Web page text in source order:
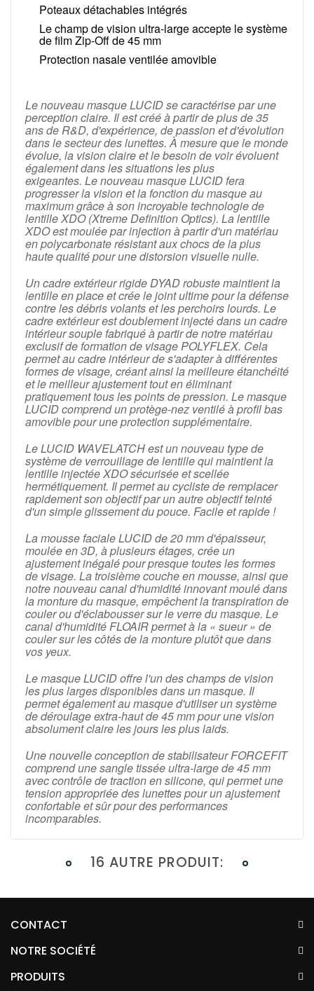
Poteaux détachables intégrés
Le champ de vision ultra-large accepte le système
de film Zip-Off de 45 mm
Protection nasale ventilée amovible
Le nouveau masque LUCID se caractérise par une
perception claire. Il est créé à partir de plus de 35
ans de R&D, d'expérience, de passion et d'évolution
dans le secteur des lunettes.À mesure que le monde
évolue, la vision claire et le besoin de voir évoluent
également dans les situations les plus
exigeantes. Le nouveau masque LUCID fera
progresser la vision et la fonction du masque au
maximum grâce à son incroyable technologie de
lentille XDO (Xtreme Definition Optics). La lentille
XDO est moulée par injection à partir d'un matériau
en polycarbonate résistant aux chocs de la plus
haute qualité pour une distorsion visuelle nulle.
Un cadre extérieur rigide DYAD robuste maintient la
lentille en place et crée le joint ultime pour la défense
contre les débris volants et les perchoirs lourds. Le
cadre extérieur est doublement injecté dans un cadre
intérieur souple fabriqué à partir de notre matériau
exclusif de formation de visage POLYFLEX. Cela
permet au cadre intérieur de s'adapter à différentes
formes de visage, créant ainsi la meilleure étanchéité
et le meilleur ajustement tout en éliminant
pratiquement tous les points de pression. Le masque
LUCID comprend un protège-nez ventilé à profil bas
amovible pour une protection supplémentaire.
Le LUCID WAVELATCH est un nouveau type de
système de verrouillage de lentille qui maintient la
lentille injectée XDO sécurisée et scellée
hermétiquement. Il permet au cycliste de remplacer
rapidement son objectif par un autre objectif teinté
d'un simple glissement du pouce. Facile et rapide !
La mousse faciale LUCID de 20 mm d'épaisseur,
moulée en 3D, à plusieurs étages, crée un
ajustement inégalé pour presque toutes les formes
de visage. La troisième couche en mousse, ainsi que
notre nouveau canal d'humidité innovant moulé dans
la monture du masque, empêchent la transpiration de
couler ou d'éclabousser sur le verre du masque. Le
canal d'humidité FLOAIR permet à la « sueur » de
couler sur les côtés de la monture plutôt que dans
vos yeux.
Le masque LUCID offre l'un des champs de vision
les plus larges disponibles dans un masque. Il
permet également au masque d'utiliser un système
de déroulage extra-haut de 45 mm pour une vision
absolument claire les jours les plus laids.
Une nouvelle conception de stabilisateur FORCEFIT
comprend une sangle tissée ultra-large de 45 mm
avec contrôle de traction en silicone, qui permet une
tension appropriée des lunettes pour un ajustement
confortable et sûr pour des performances
incomparables.
16 AUTRE PRODUIT:
CONTACT
NOTRE SOCIÉTÉ
PRODUITS